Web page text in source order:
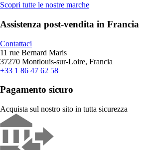
Scopri tutte le nostre marche
Assistenza post-vendita in Francia
Contattaci
11 rue Bernard Maris
37270 Montlouis-sur-Loire, Francia
+33 1 86 47 62 58
Pagamento sicuro
Acquista sul nostro sito in tutta sicurezza